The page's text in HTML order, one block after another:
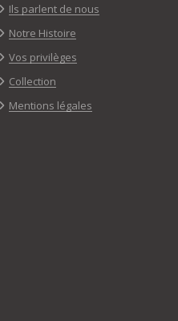
Ils parlent de nous
Notre Histoire
Vos privilèges
Collection
Mentions légales